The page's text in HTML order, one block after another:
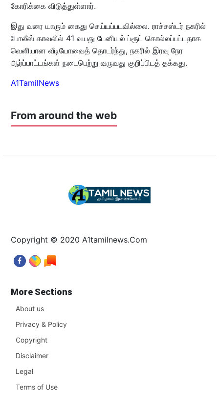
கோரிக்கை விடுத்துள்ளார்.
இது வரை யாரும் கைது செய்யப்படவில்லை. ராச்சஸ்டர் நகரில்
போலீஸ் காவலில் 41 வயது டேனியல் ப்ரூட் கொல்லப்பட்டதாக
வெளியான வீடியோவைத் தொடர்ந்து, நகரில் இரவு நேர
ஆர்ப்பாட்டங்கள் நடைபெற்று வருவது குறிப்பிடத் தக்கது.
A1TamilNews
From around the web
Copyright © 2020 A1tamilnews.Com
More Sections
About us
Privacy & Policy
Copyright
Disclaimer
Legal
Terms of Use